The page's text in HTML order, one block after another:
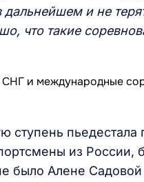
и не
что такие
ступень
из
было Алене